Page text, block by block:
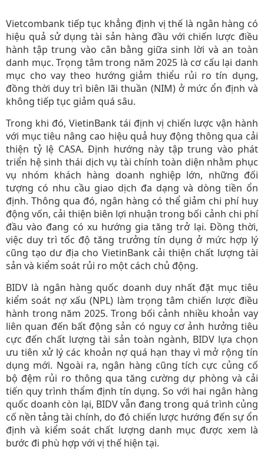
Vietcombank tiếp tục khẳng định vị thế là ngân hàng có
hiệu quả sử dụng tài sản hàng đầu với chiến lược điều
hành tập trung vào cân bằng giữa sinh lời và an toàn
danh mục. Trọng tâm trong năm 2025 là cơ cấu lại danh
mục cho vay theo hướng giảm thiểu rủi ro tín dụng,
đồng thời duy trì biên lãi thuần (NIM) ở mức ổn định và
không tiếp tục giảm quá sâu.
Trong khi đó, VietinBank tái định vị chiến lược vận hành
với mục tiêu nâng cao hiệu quả huy động thông qua cải
thiện tỷ lệ CASA. Định hướng này tập trung vào phát
triển hệ sinh thái dịch vụ tài chính toàn diện nhằm phục
vụ nhóm khách hàng doanh nghiệp lớn, những đối
tượng có nhu cầu giao dịch đa dạng và dòng tiền ổn
định. Thông qua đó, ngân hàng có thể giảm chi phí huy
động vốn, cải thiện biên lợi nhuận trong bối cảnh chi phí
đầu vào đang có xu hướng gia tăng trở lại. Đồng thời,
việc duy trì tốc độ tăng trưởng tín dụng ở mức hợp lý
cũng tạo dư địa cho VietinBank cải thiện chất lượng tài
sản và kiểm soát rủi ro một cách chủ động.
BIDV là ngân hàng quốc doanh duy nhất đặt mục tiêu
kiểm soát nợ xấu (NPL) làm trọng tâm chiến lược điều
hành trong năm 2025. Trong bối cảnh nhiều khoản vay
liên quan đến bất động sản có nguy cơ ảnh hưởng tiêu
cực đến chất lượng tài sản toàn ngành, BIDV lựa chọn
ưu tiên xử lý các khoản nợ quá hạn thay vì mở rộng tín
dụng mới. Ngoài ra, ngân hàng cũng tích cực củng cố
bộ đệm rủi ro thông qua tăng cường dự phòng và cải
tiến quy trình thẩm định tín dụng. So với hai ngân hàng
quốc doanh còn lại, BIDV vẫn đang trong quá trình củng
cố nền tảng tài chính, do đó chiến lược hướng đến sự ổn
định và kiểm soát chất lượng danh mục được xem là
bước đi phù hợp với vị thế hiện tại.